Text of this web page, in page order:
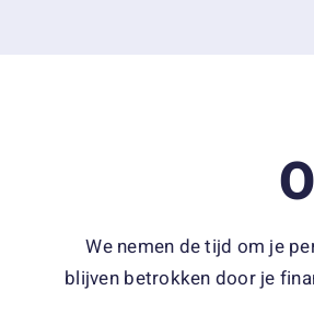
We nemen de tijd om je
blijven betrokken door je